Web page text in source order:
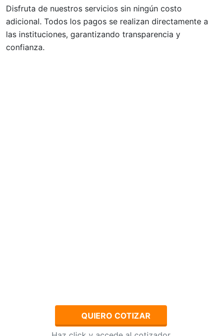
Disfruta de nuestros servicios sin ningún costo
adicional. Todos los pagos se realizan directamente a
las instituciones, garantizando transparencia y
confianza.
QUIERO COTIZAR